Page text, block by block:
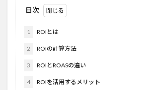
目次
1 ROIとは
2 ROIの計算方法
3 ROIとROASの違い
4 ROIを活用するメリット